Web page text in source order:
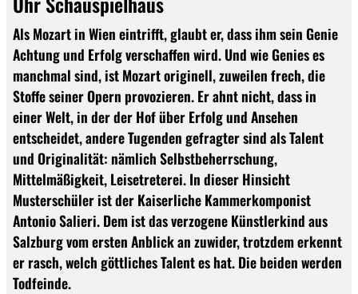
Als Mozart in Wien eintrifft, glaubt er, dass ihm sein Genie
Achtung und Erfolg verschaffen wird. Und wie Genies es
manchmal sind, ist Mozart originell, zuweilen frech, die
Stoffe seiner Opern provozieren. Er ahnt nicht, dass in
einer Welt, in der der Hof über Erfolg und Ansehen
entscheidet, andere Tugenden gefragter sind als Talent
und Originalität: nämlich Selbstbeherrschung,
Mittelmäßigkeit, Leisetreterei. In dieser Hinsicht
Musterschüler ist der Kaiserliche Kammerkomponist
Antonio Salieri. Dem ist das verzogene Künstlerkind aus
Salzburg vom ersten Anblick an zuwider, trotzdem erkennt
er rasch, welch göttliches Talent es hat. Die beiden werden
Todfeinde.